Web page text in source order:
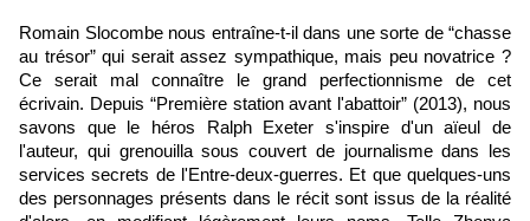
Romain Slocombe nous entraîne-t-il dans une sorte de “chasse
au trésor” qui serait assez sympathique, mais peu novatrice ?
Ce serait mal connaître le grand perfectionnisme de cet
écrivain. Depuis “Première station avant l'abattoir” (2013), nous
savons que le héros Ralph Exeter s'inspire d'un aïeul de
l'auteur, qui grenouilla sous couvert de journalisme dans les
services secrets de l'Entre-deux-guerres. Et que quelques-uns
des personnages présents dans le récit sont issus de la réalité